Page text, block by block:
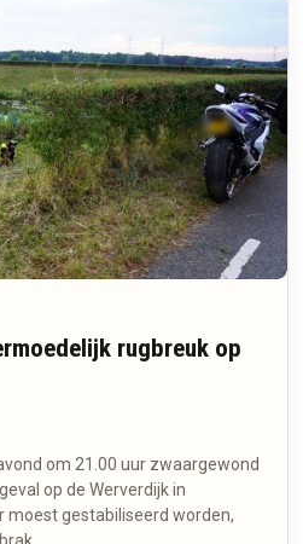
rugbreuk op
om 21.00 uur zwaargewond
op de Werverdijk in
moest gestabiliseerd worden,